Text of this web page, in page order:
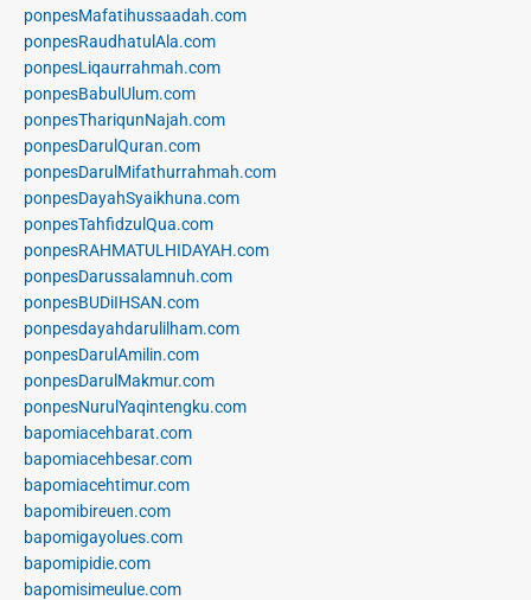
ponpesMafatihussaadah.com
ponpesRaudhatulAla.com
ponpesLiqaurrahmah.com
ponpesBabulUlum.com
ponpesThariqunNajah.com
ponpesDarulQuran.com
ponpesDarulMifathurrahmah.com
ponpesDayahSyaikhuna.com
ponpesTahfidzulQua.com
ponpesRAHMATULHIDAYAH.com
ponpesDarussalamnuh.com
ponpesBUDiIHSAN.com
ponpesdayahdarulilham.com
ponpesDarulAmilin.com
ponpesDarulMakmur.com
ponpesNurulYaqintengku.com
bapomiacehbarat.com
bapomiacehbesar.com
bapomiacehtimur.com
bapomibireuen.com
bapomigayolues.com
bapomipidie.com
bapomisimeulue.com